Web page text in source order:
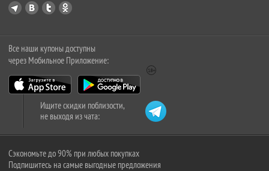
Все наши купоны доступны
через Мобильное Приложение:
Ищите скидки поблизости,
не выходя из чата:
Сэкономьте до 90% при любых покупках
Подпишитесь на самые выгодные предложения